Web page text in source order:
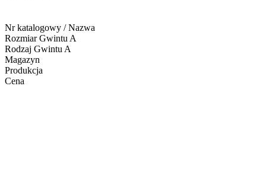
Nr katalogowy / Nazwa
Rozmiar Gwintu A
Rodzaj Gwintu A
Magazyn
Produkcja
Cena